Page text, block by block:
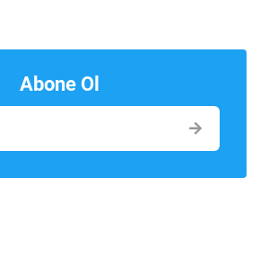
Abone Ol